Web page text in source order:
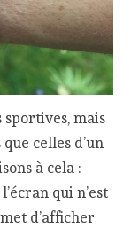
sportives, mais
celles d’un
à cela :
qui n’est
d’afficher